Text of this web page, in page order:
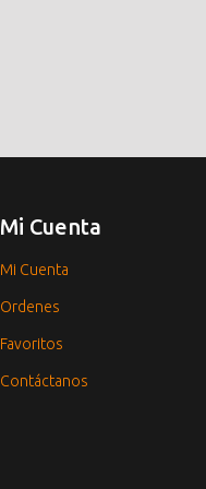
Mi Cuenta
Mi Cuenta
Ordenes
Favoritos
Contáctanos